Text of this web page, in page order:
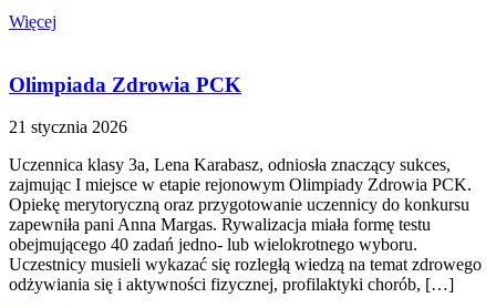
Więcej
Olimpiada Zdrowia PCK
21 stycznia 2026
Uczennica klasy 3a, Lena Karabasz, odniosła znaczący sukces,
zajmując I miejsce w etapie rejonowym Olimpiady Zdrowia PCK.
Opiekę merytoryczną oraz przygotowanie uczennicy do konkursu
zapewniła pani Anna Margas. Rywalizacja miała formę testu
obejmującego 40 zadań jedno- lub wielokrotnego wyboru.
Uczestnicy musieli wykazać się rozległą wiedzą na temat zdrowego
odżywiania się i aktywności fizycznej, profilaktyki chorób, […]